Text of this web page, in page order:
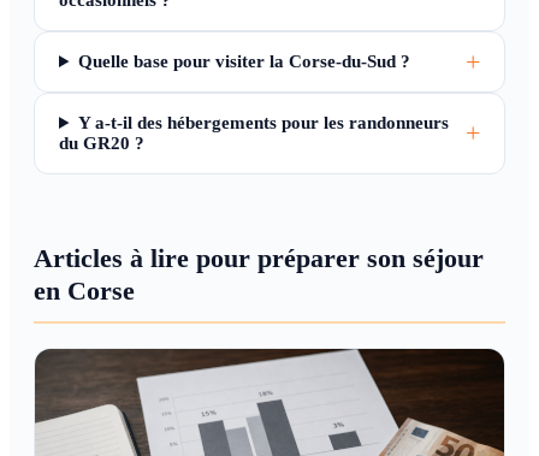
Quelle base pour visiter la Corse-du-Sud ?
Y a-t-il des hébergements pour les randonneurs
du GR20 ?
Articles à lire pour préparer son séjour
en Corse